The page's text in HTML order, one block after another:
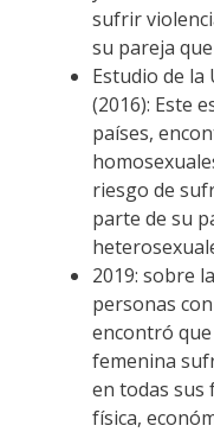
sufrir
su pareja
Estudio de la
(2016): Este
países,
riesgo de
parte de su
2019: sobre
personas
encontró
femenina
en todas sus
física,